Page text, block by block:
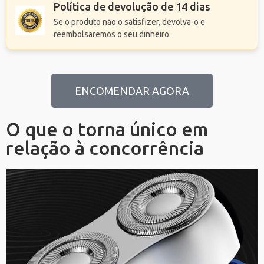
Política de devolução de 14 dias
Se o produto não o satisfizer, devolva-o e
reembolsaremos o seu dinheiro.
ENCOMENDAR AGORA
O que o torna único em
relação à concorrência